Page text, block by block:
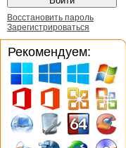
Восстановить пароль
Зарегистрироваться
Рекомендуем: